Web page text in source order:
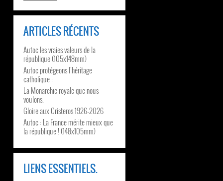
ARTICLES RÉCENTS
Autoc les vraies valeurs de la
république (105x148mm)
Autoc protégeons l’héritage
catholique :
La Monarchie royale que nous
voulons.
Gloire aux Cristeros 1926-2026
Autoc : La France mérite mieux que
la république ! (148x105mm)
LIENS ESSENTIELS.